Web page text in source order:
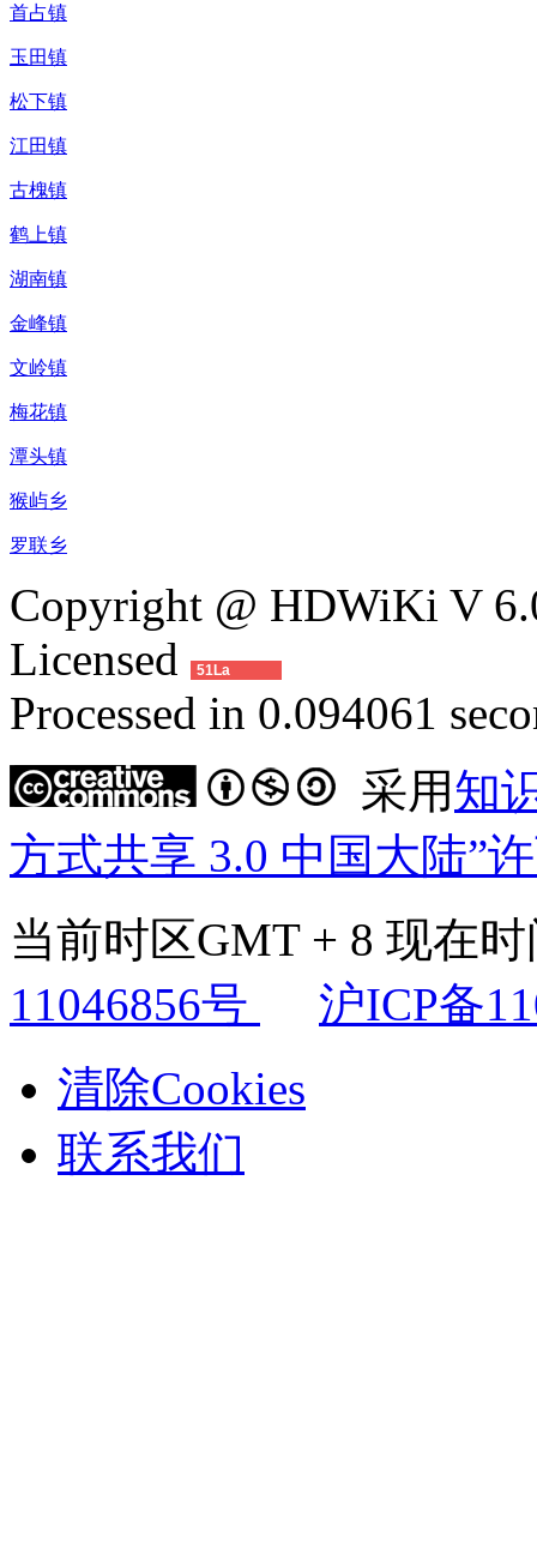
首占镇
玉田镇
松下镇
江田镇
古槐镇
鹤上镇
湖南镇
金峰镇
文岭镇
梅花镇
潭头镇
猴屿乡
罗联乡
Copyright @ HDWiKi V
Licensed
51La
Processed in 0.094061
采用知
方式共享 3.0 中国大陆”
当前时区GMT + 8 现在
11046856号
沪ICP备
清除Cookies
联系我们